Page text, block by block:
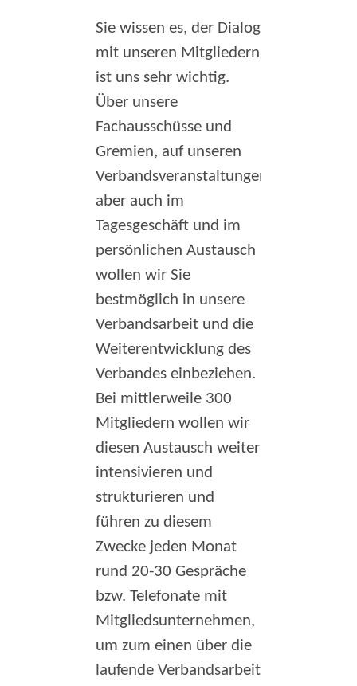
Sie wissen es, der Dialog
mit unseren Mitgliedern
ist uns sehr wichtig.
Über unsere
Fachausschüsse und
Gremien, auf unseren
Verbandsveranstaltungen,
aber auch im
Tagesgeschäft und im
persönlichen Austausch
wollen wir Sie
bestmöglich in unsere
Verbandsarbeit und die
Weiterentwicklung des
Verbandes einbeziehen.
Bei mittlerweile 300
Mitgliedern wollen wir
diesen Austausch weiter
intensivieren und
strukturieren und
führen zu diesem
Zwecke jeden Monat
rund 20-30 Gespräche
bzw. Telefonate mit
Mitgliedsunternehmen,
um zum einen über die
laufende Verbandsarbeit